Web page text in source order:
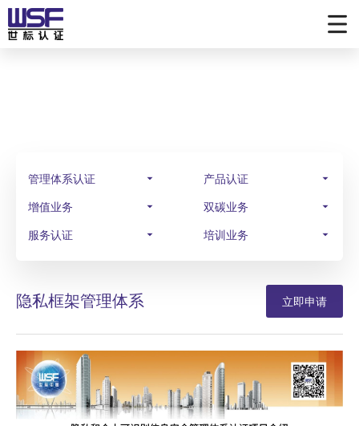
管理体系认证 产品认证
增值业务 双碳业务
服务认证 培训业务
立即申请
隐私框架管理体系